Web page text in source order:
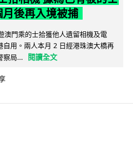
後再入境被捕
澳門乘的士拾獲他人遺留相機及電
自用。兩人本月 2 日經港珠澳大橋再
察局...
閱讀全文